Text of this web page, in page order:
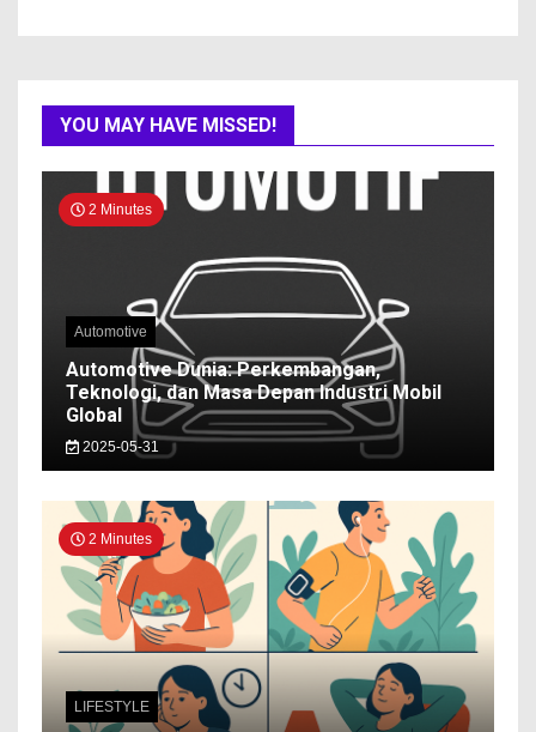
YOU MAY HAVE MISSED!
2 Minutes
Automotive
Automotive Dunia: Perkembangan,
Teknologi, dan Masa Depan Industri Mobil
Global
2025-05-31
2 Minutes
LIFESTYLE